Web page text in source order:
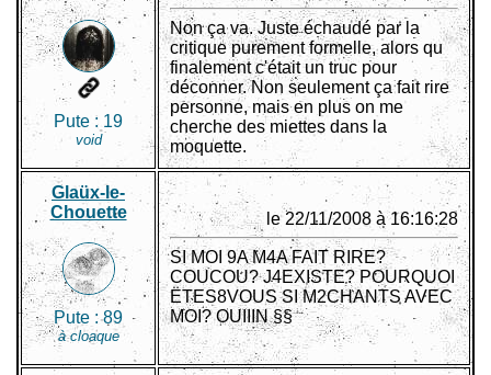
Pute : 19
void
Non ça va. Juste échaudé par la
critique purement formelle, alors qu
finalement c'était un truc pour
déconner. Non seulement ça fait rire
personne, mais en plus on me
cherche des miettes dans la
moquette.
Glaüx-le-
Chouette
Pute :89
à cloaque
le 22/11/2008 à 16:16:28
SI MOI 9A M4A FAIT RIRE?
COUCOU? J4EXISTE? POURQUOI
ËTES8VOUS SI M2CHANTS AVEC
MOI? OUIIIN §§